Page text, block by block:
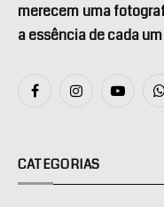
merecem uma
a essência de cada
FacebookInstagramYouTube
CATEGORIAS